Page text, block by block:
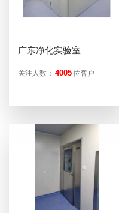
广东净化实验室
关注人数： 4005位客户